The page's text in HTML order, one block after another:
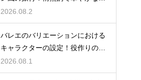
台の魅力
2026.08.2
バレエのバリエーションにおける
キャラクターの設定！役作りの重
要性
2026.08.1